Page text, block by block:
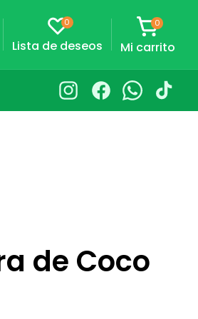
0
Lista de deseos
Carrito
0
0
artículos
Mi carrito
InstagramFacebookWhatsapp
TikTok
de Coco